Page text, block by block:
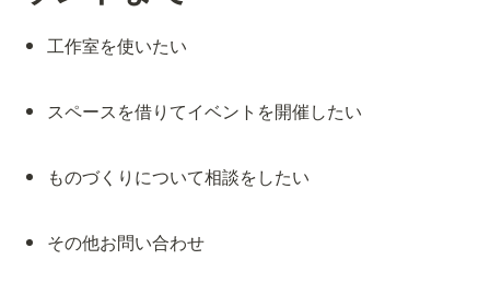
工作室を使いたい
スペースを借りてイベントを開催したい
ものづくりについて相談をしたい
その他お問い合わせ